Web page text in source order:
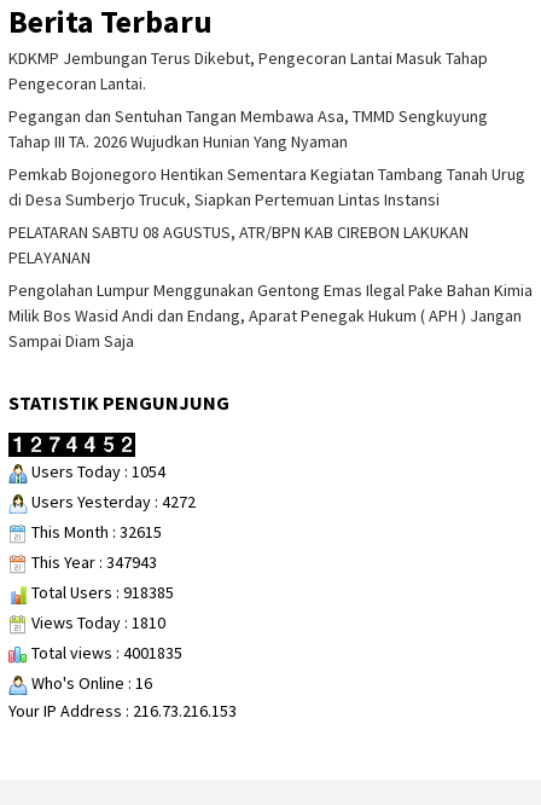
Berita Terbaru
KDKMP Jembungan Terus Dikebut, Pengecoran Lantai Masuk Tahap
Pengecoran Lantai.
Pegangan dan Sentuhan Tangan Membawa Asa, TMMD Sengkuyung
Tahap III TA. 2026 Wujudkan Hunian Yang Nyaman
Pemkab Bojonegoro Hentikan Sementara Kegiatan Tambang Tanah Urug
di Desa Sumberjo Trucuk, Siapkan Pertemuan Lintas Instansi
PELATARAN SABTU 08 AGUSTUS, ATR/BPN KAB CIREBON LAKUKAN
PELAYANAN
Pengolahan Lumpur Menggunakan Gentong Emas Ilegal Pake Bahan Kimia
Milik Bos Wasid Andi dan Endang, Aparat Penegak Hukum ( APH ) Jangan
Sampai Diam Saja
STATISTIK PENGUNJUNG
Users Today : 1054
Users Yesterday : 4272
This Month : 32615
This Year : 347943
Total Users : 918385
Views Today : 1810
Total views : 4001835
Who's Online : 16
Your IP Address : 216.73.216.153